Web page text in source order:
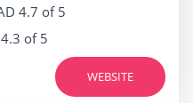
4.7 of 5
4.3 of 5
WEBSITE